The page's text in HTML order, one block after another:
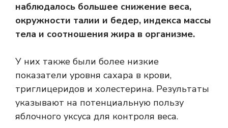
наблюдалось большее снижение веса,
окружности талии и бедер, индекса массы
тела и соотношения жира в организме.
У них также были более низкие
показатели уровня сахара в крови,
триглицеридов и холестерина. Результаты
указывают на потенциальную пользу
яблочного уксуса для контроля веса.